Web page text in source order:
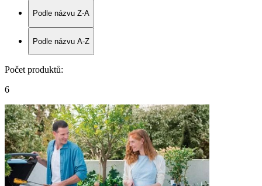
Podle názvu Z-A
Podle názvu A-Z
Počet produktů:
6